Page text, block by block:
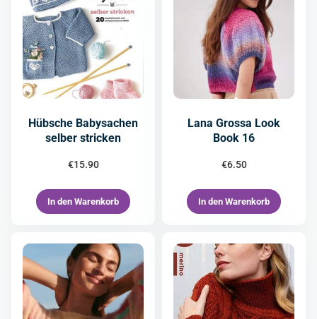
Hübsche Babysachen
selber stricken
€15.90
In den Warenkorb
Lana Grossa Look
Book 16
€6.50
In den Warenkorb